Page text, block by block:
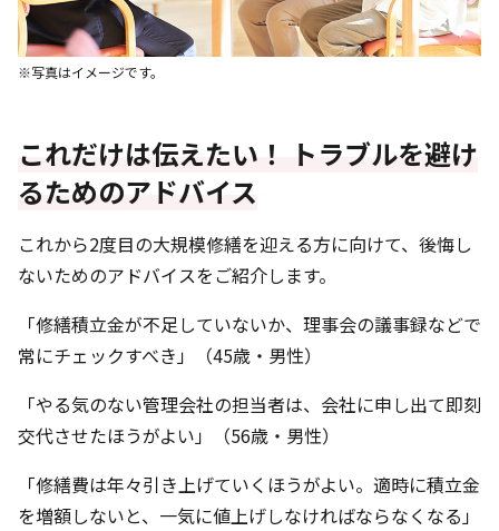
※写真はイメージです。
これだけは伝えたい！ トラブルを避け
るためのアドバイス
これから2度目の大規模修繕を迎える方に向けて、後悔し
ないためのアドバイスをご紹介します。
「修繕積立金が不足していないか、理事会の議事録などで
常にチェックすべき」（45歳・男性）
「やる気のない管理会社の担当者は、会社に申し出て即刻
交代させたほうがよい」（56歳・男性）
「修繕費は年々引き上げていくほうがよい。適時に積立金
を増額しないと、一気に値上げしなければならなくなる」